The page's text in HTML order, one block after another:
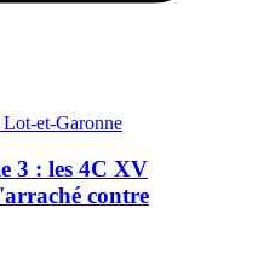
et-Garonne
3 : les 4C XV
contre